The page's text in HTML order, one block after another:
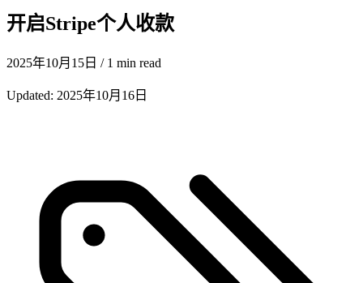
开启Stripe个人收款
2025年10月15日 / 1 min read
Updated: 2025年10月16日